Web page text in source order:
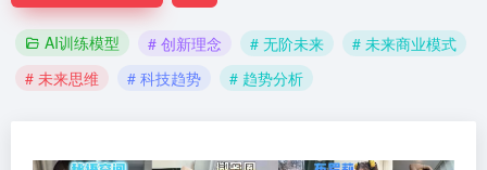
AI训练模型 # 创新理念 # 无阶未来
# 未来商业模式
# 未来思维
# 科技趋势 # 趋势分析